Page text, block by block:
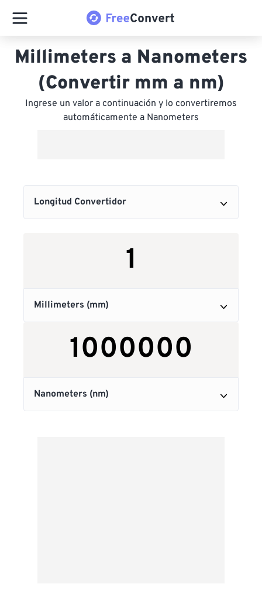
Millimeters a Nanometers
(Convertir mm a nm)
Ingrese un valor a continuación y lo convertiremos
automáticamente a Nanometers